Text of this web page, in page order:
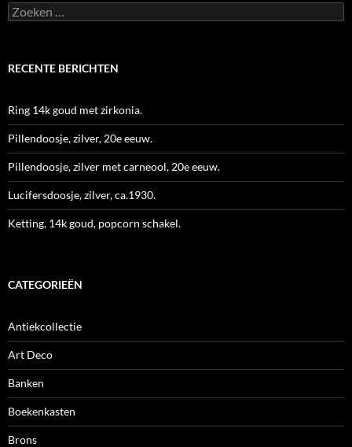
Zoeken
naar:
RECENTE BERICHTEN
Ring 14k goud met zirkonia.
Pillendoosje, zilver, 20e eeuw.
Pillendoosje, zilver met carneool, 20e eeuw.
Lucifersdoosje, zilver, ca.1930.
Ketting, 14k goud, popcorn schakel.
CATEGORIEËN
Antiekcollectie
Art Deco
Banken
Boekenkasten
Brons